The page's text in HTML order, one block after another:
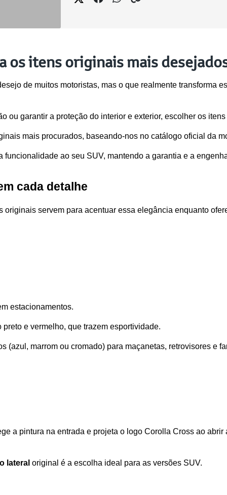
os itens originais mais
de muitos motoristas, mas o que realmente transforma
ou garantir a proteção do interior e exterior, escolher os
mais procurados, baseando-nos no catálogo oficial da
ao seu SUV, mantendo a garantia e a
cada detalhe
servem para acentuar essa elegância enquanto
estacionamentos.
e vermelho, que trazem esportividade.
(azul, marrom ou cromado) para maçanetas, retrovisores e
a pintura na entrada e projeta o logo Corolla Cross ao abrir
lateral original é a escolha ideal para as versões SUV.